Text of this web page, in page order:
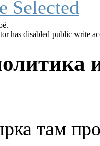
has disabled public write
там